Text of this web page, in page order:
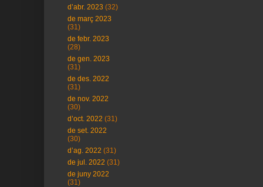
d’abr. 2023 (32)
de març 2023
(31)
de febr. 2023
(28)
de gen. 2023
(31)
de des. 2022
(31)
de nov. 2022
(30)
d’oct. 2022 (31)
de set. 2022
(30)
d’ag. 2022 (31)
de jul. 2022 (31)
de juny 2022
(31)